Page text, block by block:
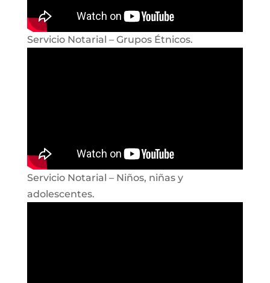
Servicio Notarial – Grupos Étnicos.
Servicio Notarial – Niños, niñas y
adolescentes.